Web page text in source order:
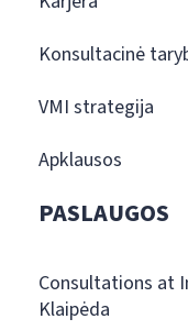
Konsultacinė
VMI strategija
Apklausos
PASLAUGOS
Consultations at
Klaipėda